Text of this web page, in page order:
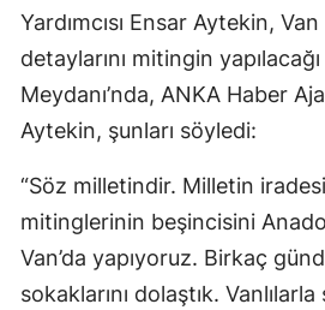
Yardımcısı Ensar Aytekin,
detaylarını mitingin
Meydanı’nda, ANKA Haber
Aytekin, şunları söyledi:
“Söz milletindir. Milletin
mitinglerinin beşincisini
Van’da yapıyoruz. Birkaç
sokaklarını dolaştık.